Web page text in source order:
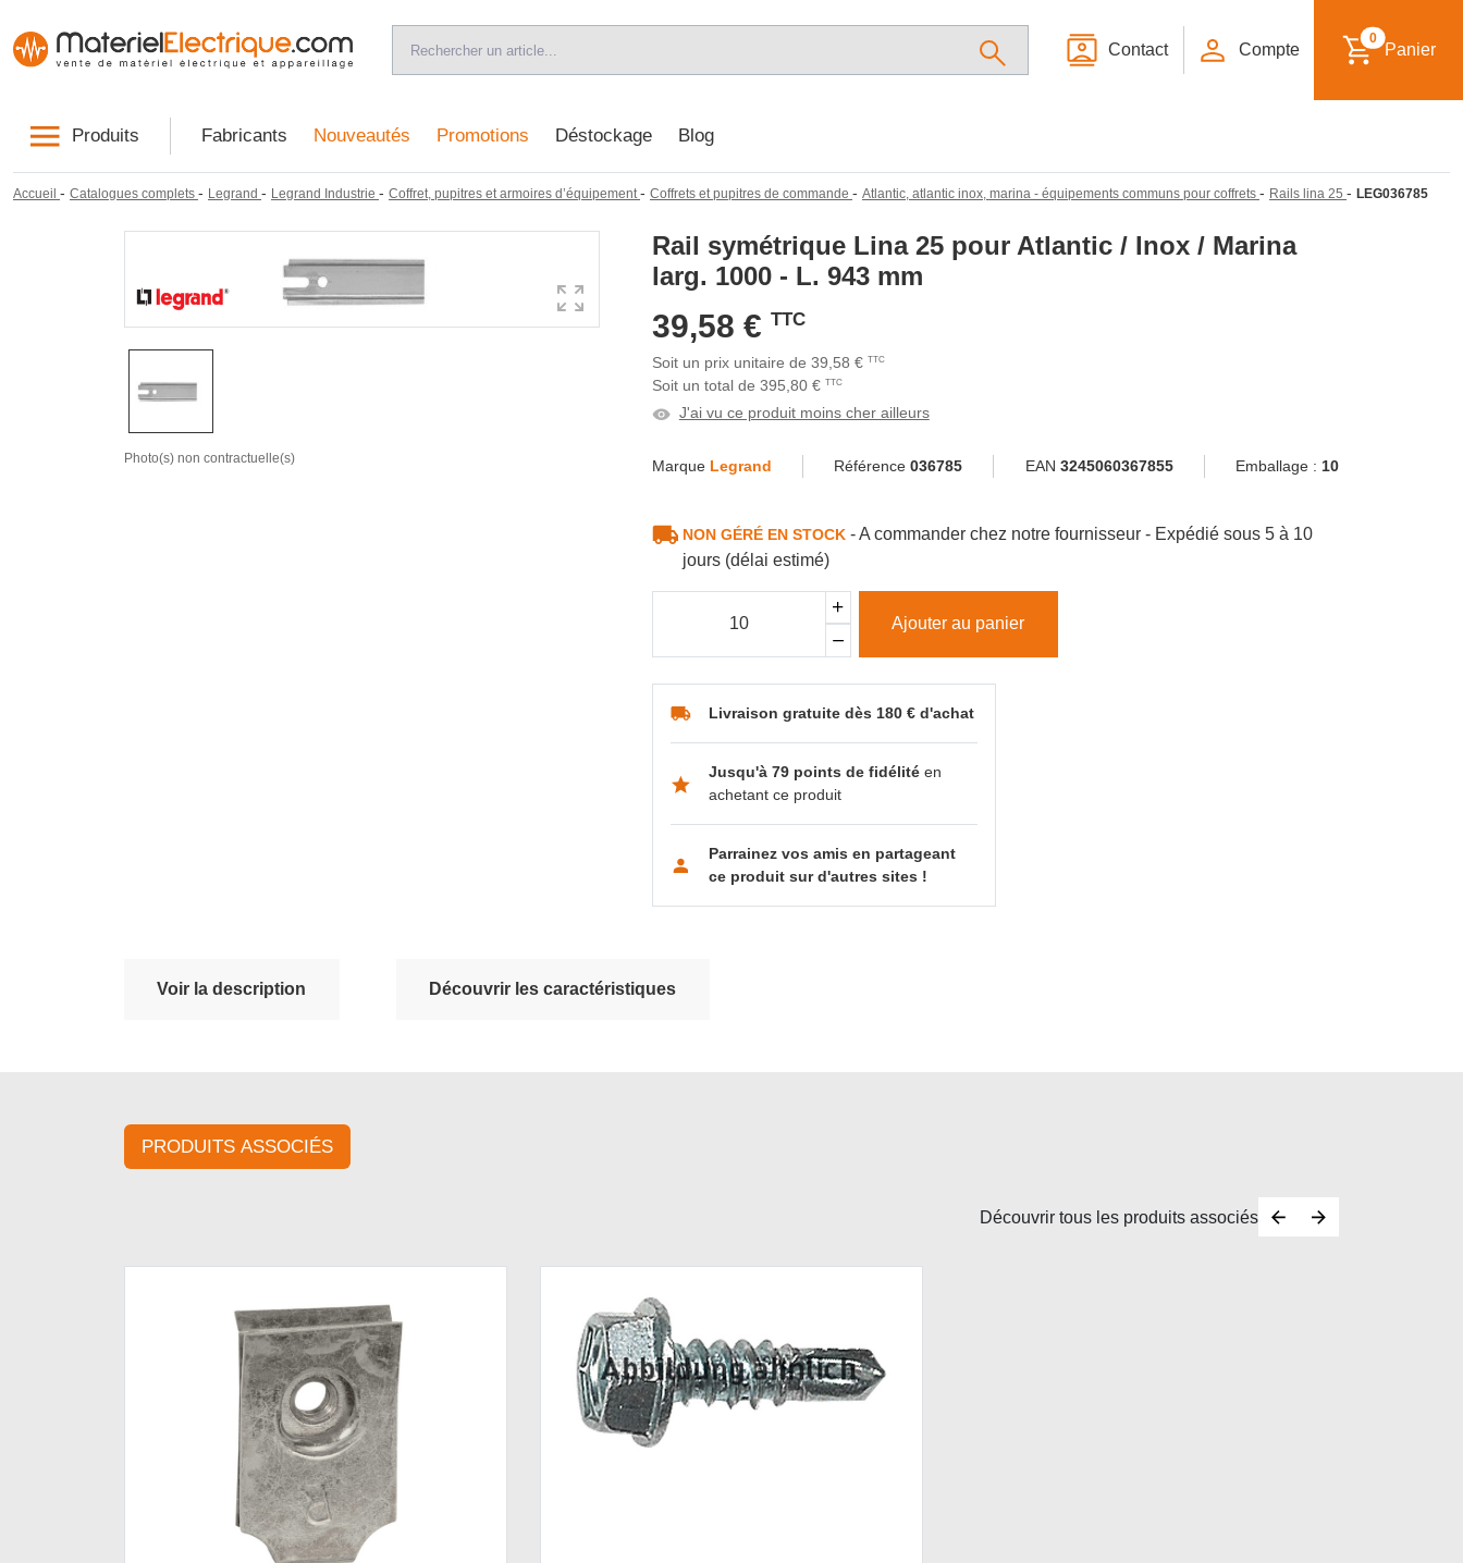
Contact Compte
0
Panier
Produits Fabricants Nouveautés Promotions Déstockage Blog
Accueil - Catalogues complets - Legrand - Legrand Industrie - Coffret, pupitres et armoires d’équipement - Coffrets et pupitres de commande - Atlantic, atlantic inox, marina - équipements communs pour coffrets - Rails lina 25 - LEG036785
Photo(s) non contractuelle(s)
Rail symétrique Lina 25 pour Atlantic / Inox / Marina
larg. 1000 - L. 943 mm
39,58 € TTC
Soit un prix unitaire de 39,58 € TTC
Soit un total de 395,80 € TTC
J'ai vu ce produit moins cher ailleurs
Marque Legrand Référence036785 EAN 3245060367855 Emballage : 10
NON GÉRÉ EN STOCK- A commander chez notre fournisseur - Expédié sous 5 à 10
jours (délai estimé)
Ajouter au panier
Livraison gratuite dès 180 € d'achat
Jusqu'à 79 points de fidélitéen
achetant ce produit
Parrainez vos amis en partageant
ce produit sur d'autres sites !
Voir la description Découvrir les caractéristiques
PRODUITS ASSOCIÉS
Découvrir tous les produits associés